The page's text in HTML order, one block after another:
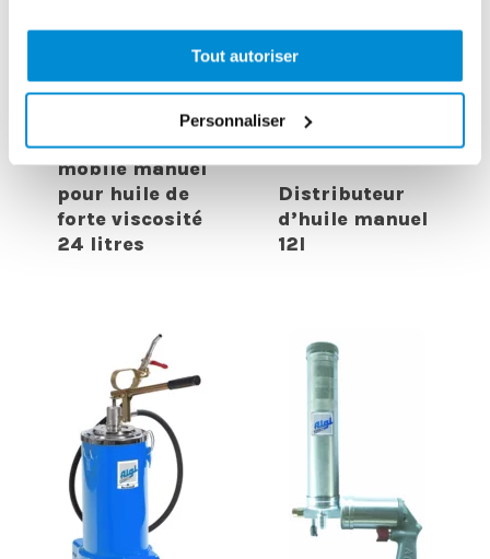
Tout autoriser
Personnaliser
Distributeur
mobile manuel
pour huile de
forte viscosité
24 litres
Distributeur
d’huile manuel
12l